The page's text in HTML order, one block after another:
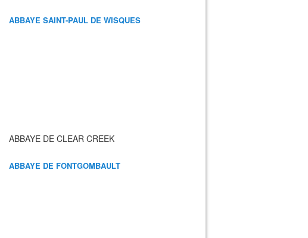
ABBAYE SAINT-PAUL DE WISQUES
ABBAYE DE CLEAR CREEK
ABBAYE DE FONTGOMBAULT